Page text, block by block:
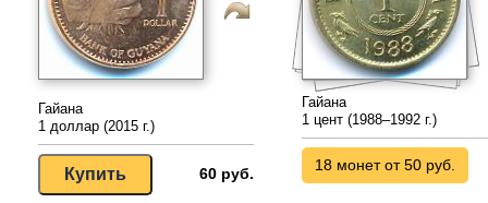
Гайана
1 доллар (2015 г.)
60 руб.
Гайана
1 цент (1988–1992 г.)
18 монет от 50 руб.